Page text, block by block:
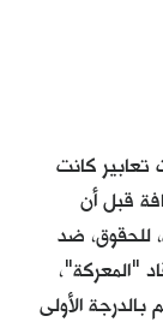
ظهرت تعابير كانت
قبل أن
للحقوق، ضد
"المعركة"،
بالدرجة الأولى